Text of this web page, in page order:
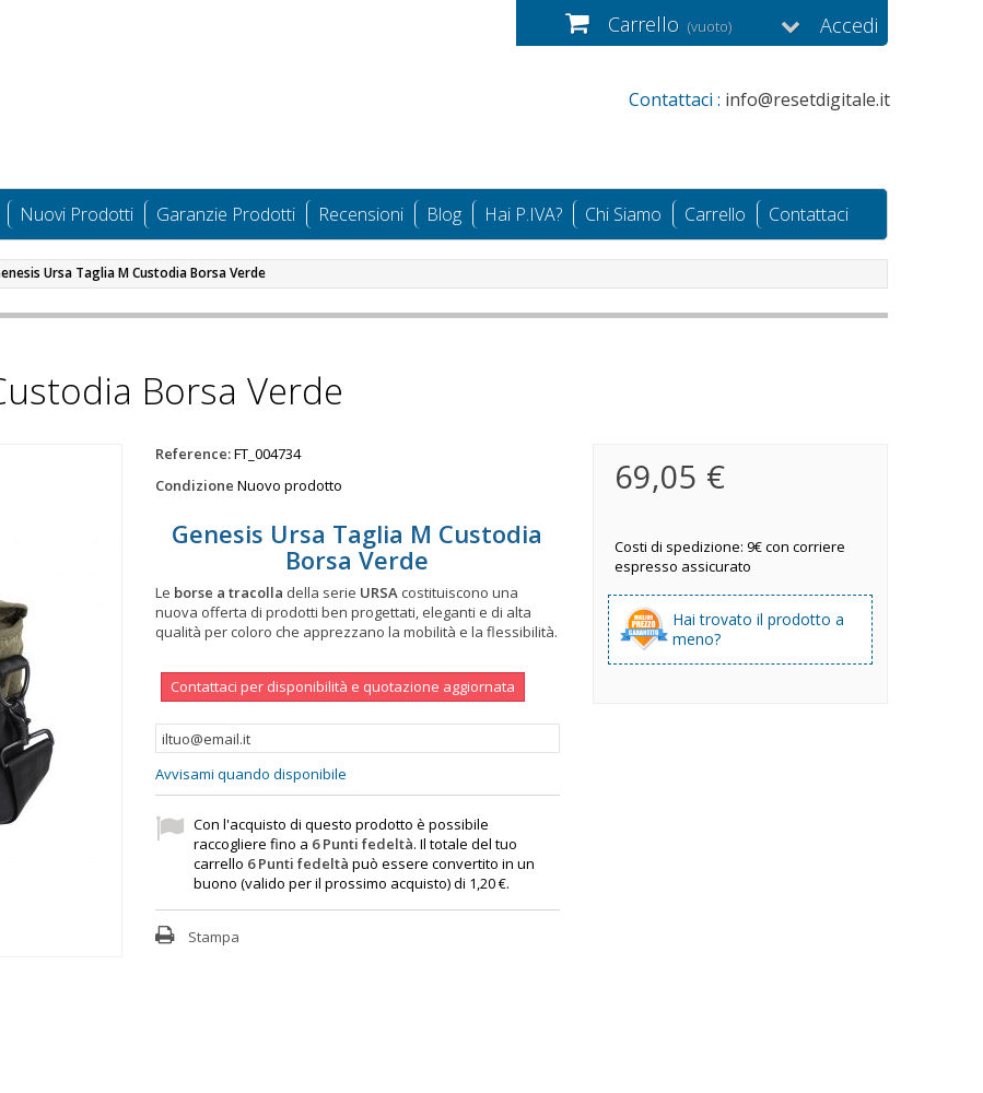
Accedi
Carrello (vuoto)
Contattaci : info@resetdigitale.it
Nuovi Prodotti Garanzie Prodotti Recensioni Blog Hai P.IVA? Chi Siamo Carrello Contattaci
Ursa Taglia M Custodia Borsa Verde
Borsa Verde
Reference:FT_004734
Condizione Nuovo prodotto
Genesis Ursa Taglia M Custodia
Borsa Verde
Le borse a tracolla della serie URSA costituiscono una
nuova offerta di prodotti ben progettati, eleganti e di alta
qualità per coloro che apprezzano la mobilità e la flessibilità.
Contattaci per disponibilità e quotazione aggiornata
Avvisami quando disponibile
Con l'acquisto di questo prodotto è possibile
raccogliere fino a 6Punti fedeltà. Il totale del tuo
carrello 6Punti fedeltà può essere convertito in un
buono (valido per il prossimo acquisto) di 1,20 €.
Stampa
69,05 €
Costi di spedizione: 9€ con corriere
espresso assicurato
Hai trovato il prodotto a
meno?